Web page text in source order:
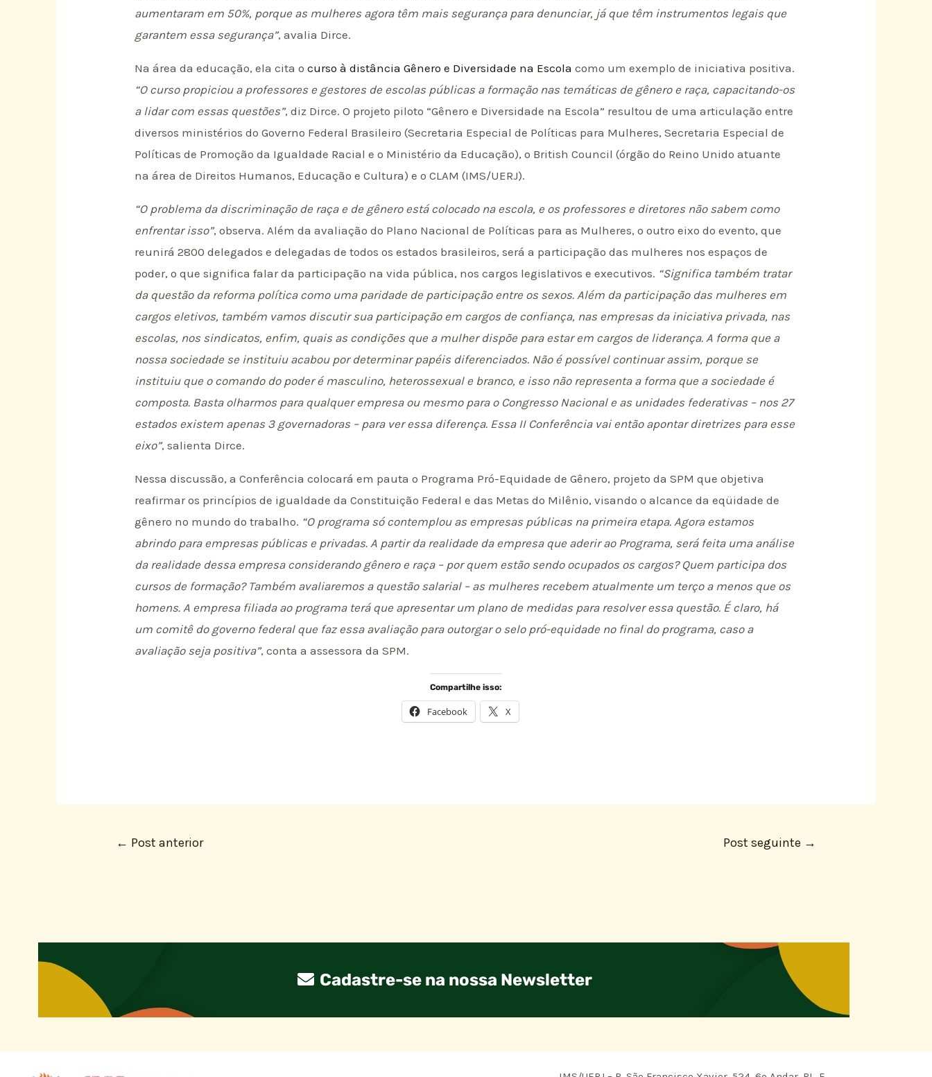
aumentaram em 50%, porque as mulheres agora têm mais segurança para denunciar, já que têm instrumentos legais que
garantem essa segurança”, avalia Dirce.
Na área da educação, ela cita ocurso à distância Gênero e Diversidade na Escola como um exemplo de iniciativa positiva.
“O curso propiciou a professores e gestores de escolas públicas a formação nas temáticas de gênero e raça, capacitando-os
a lidar com essas questões”, diz Dirce. O projeto piloto “Gênero e Diversidade na Escola” resultou de uma articulação entre
diversos ministérios do Governo Federal Brasileiro (Secretaria Especial de Políticas para Mulheres, Secretaria Especial de
Políticas de Promoção da Igualdade Racial e o Ministério da Educação), o British Council (órgão do Reino Unido atuante
na área de Direitos Humanos, Educação e Cultura) e o CLAM (IMS/UERJ).
“O problema da discriminação de raça e de gênero está colocado na escola, e os professores e diretores não sabem como
enfrentar isso”, observa. Além da avaliação do Plano Nacional de Políticas para as Mulheres, o outro eixo do evento, que
reunirá 2800 delegados e delegadas de todos os estados brasileiros, será a participação das mulheres nos espaços de
poder, o que significa falar da participação na vida pública, nos cargos legislativos e executivos. “Significa também tratar
da questão da reforma política como uma paridade de participação entre os sexos. Além da participação das mulheres em
cargos eletivos, também vamos discutir sua participação em cargos de confiança, nas empresas da iniciativa privada, nas
escolas, nos sindicatos, enfim, quais as condições que a mulher dispõe para estar em cargos de liderança. A forma que a
nossa sociedade se instituiu acabou por determinar papéis diferenciados. Não é possível continuar assim, porque se
instituiu que o comando do poder é masculino, heterossexual e branco, e isso não representa a forma que a sociedade é
composta. Basta olharmos para qualquer empresa ou mesmo para o Congresso Nacional e as unidades federativas – nos 27
estados existem apenas 3 governadoras – para ver essa diferença. Essa II Conferência vai então apontar diretrizes para esse
eixo”, salienta Dirce.
Nessa discussão, a Conferência colocará em pauta o Programa Pró-Equidade de Gênero, projeto da SPM que objetiva
reafirmar os princípios de igualdade da Constituição Federal e das Metas do Milênio, visando o alcance da eqüidade de
gênero no mundo do trabalho. “O programa só contemplou as empresas públicas na primeira etapa. Agora estamos
abrindo para empresas públicas e privadas. A partir da realidade da empresa que aderir ao Programa, será feita uma análise
da realidade dessa empresa considerando gênero e raça – por quem estão sendo ocupados os cargos? Quem participa dos
cursos de formação? Também avaliaremos a questão salarial – as mulheres recebem atualmente um terço a menos que os
homens. A empresa filiada ao programa terá que apresentar um plano de medidas para resolver essa questão. É claro, há
um comitê do governo federal que faz essa avaliação para outorgar o selo pró-equidade no final do programa, caso a
avaliação seja positiva”, conta a assessora da SPM.
Compartilhe isso:
Facebook X
← Post anterior Post seguinte →
Cadastre-se na nossa Newsletter